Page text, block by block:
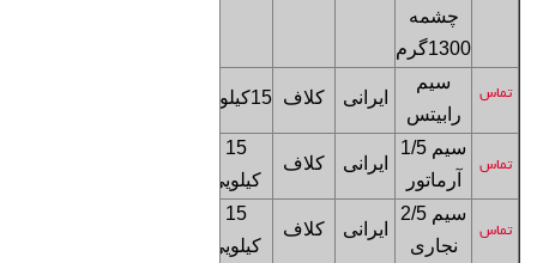
چشمه
1300گرم
تماس
سیم
رابیتس
ایرانی کلاف 15کیلویی
تماس
سیم 1/5
آرماتور
ایرانی کلاف
15
کیلویی
تماس
سیم 2/5
نجاری
ایرانی کلاف
15
کیلویی